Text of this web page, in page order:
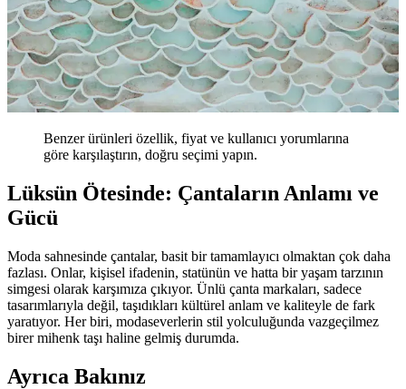
Benzer ürünleri özellik, fiyat ve kullanıcı yorumlarına
göre karşılaştırın, doğru seçimi yapın.
Lüksün Ötesinde: Çantaların Anlamı ve
Gücü
Moda sahnesinde çantalar, basit bir tamamlayıcı olmaktan çok daha
fazlası. Onlar, kişisel ifadenin, statünün ve hatta bir yaşam tarzının
simgesi olarak karşımıza çıkıyor. Ünlü çanta markaları, sadece
tasarımlarıyla değil, taşıdıkları kültürel anlam ve kaliteyle de fark
yaratıyor. Her biri, modaseverlerin stil yolculuğunda vazgeçilmez
birer mihenk taşı haline gelmiş durumda.
Ayrıca Bakınız